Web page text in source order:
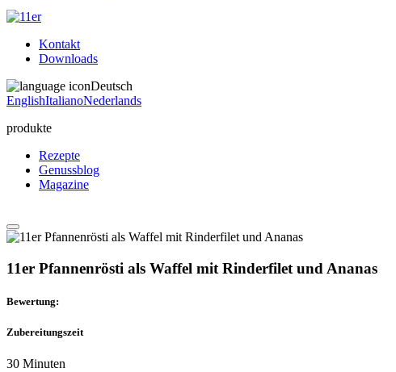
Kontakt
Downloads
Deutsch
EnglishItalianoNederlands
produkte
Rezepte
Genussblog
Magazine
11er Pfannenrösti als Waffel mit Rinderfilet und Ananas
Bewertung:
Zubereitungszeit
30 Minuten